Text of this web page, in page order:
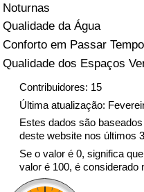
Noturnas
Qualidade da Água
Conforto em Passar
Qualidade dos Espaços
Contribuidores: 15
Última atualização:
Estes dados são
deste website nos últimos
Se o valor é 0, significa
valor é 100, é considerado
Indicador de Poluição por
Trânsito
Indicador de Trânsito
Indicador de Trânsito
Indicador de Trânsito